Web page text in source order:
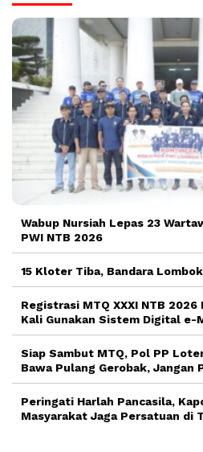
Wabup Nursiah Lepas 23
PWI NTB 2026
15 Kloter Tiba, Bandara
Registrasi MTQ XXXI NTB
Kali Gunakan Sistem Digital e-
Siap Sambut MTQ, Pol PP
Bawa Pulang Gerobak, Jangan
Peringati Harlah Pancasila,
Masyarakat Jaga Persatuan di